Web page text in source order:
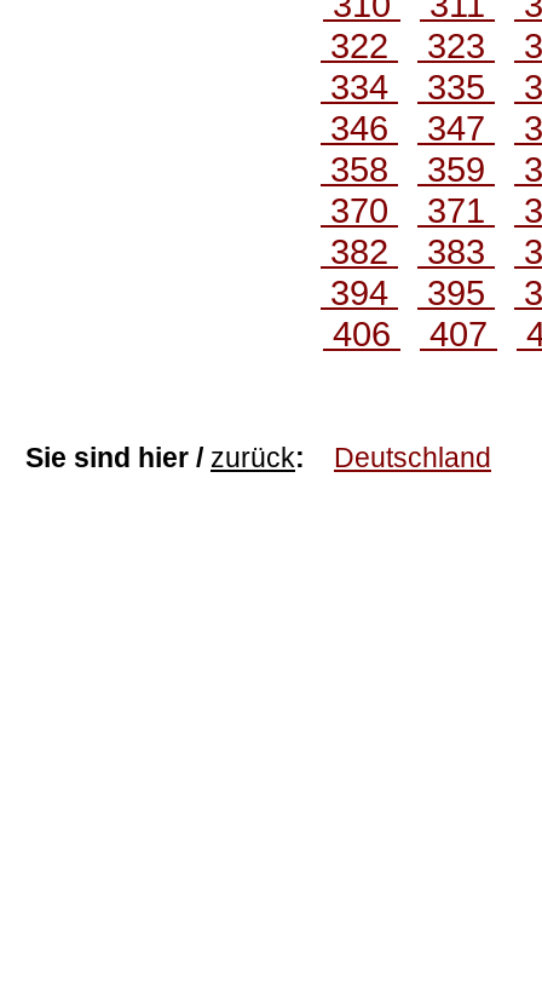
322
323
334
335
346
347
358
359
370
371
382
383
394
395
406
407
Sie sind hier / zurück: Deutschland